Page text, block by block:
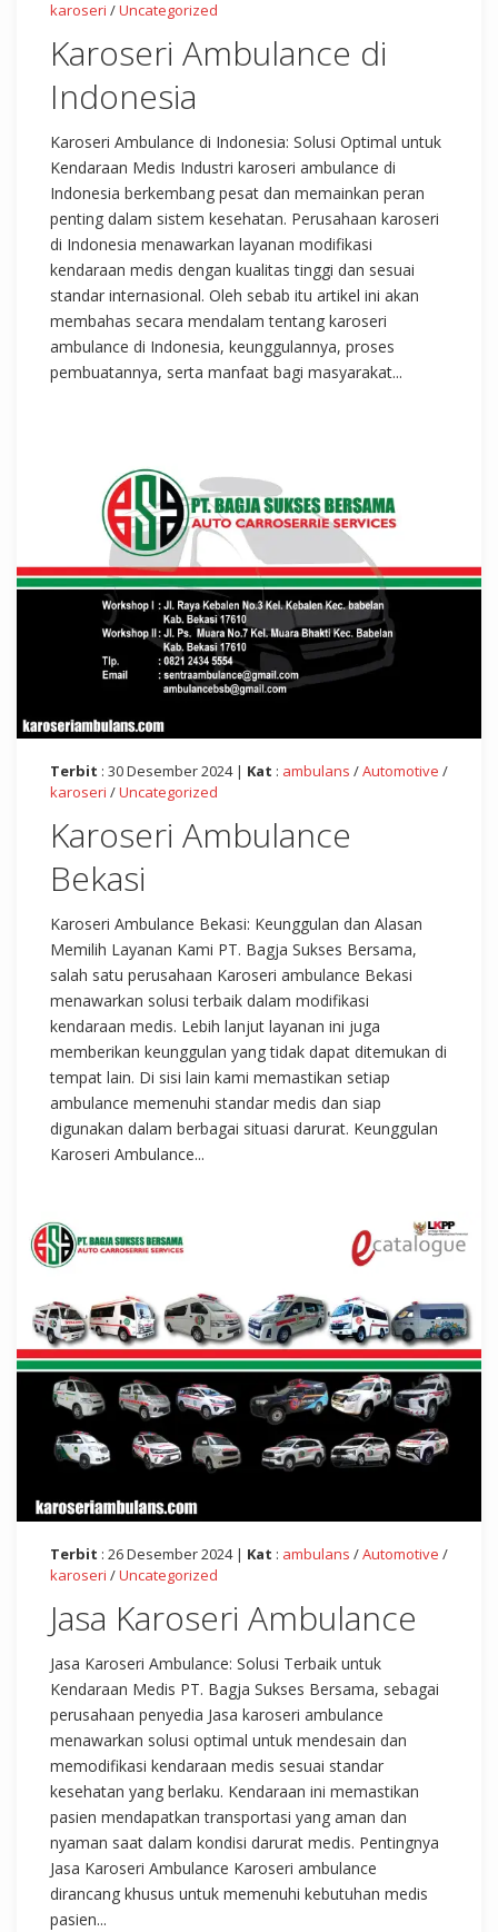
karoseri /Uncategorized
Karoseri Ambulance di
Indonesia
Karoseri Ambulance di Indonesia: Solusi Optimal untuk
Kendaraan Medis Industri karoseri ambulance di
Indonesia berkembang pesat dan memainkan peran
penting dalam sistem kesehatan. Perusahaan karoseri
di Indonesia menawarkan layanan modifikasi
kendaraan medis dengan kualitas tinggi dan sesuai
standar internasional. Oleh sebab itu artikel ini akan
membahas secara mendalam tentang karoseri
ambulance di Indonesia, keunggulannya, proses
pembuatannya, serta manfaat bagi masyarakat...
Terbit : 30 Desember 2024 | Kat : ambulans /Automotive /
karoseri /Uncategorized
Karoseri Ambulance
Bekasi
Karoseri Ambulance Bekasi: Keunggulan dan Alasan
Memilih Layanan Kami PT. Bagja Sukses Bersama,
salah satu perusahaan Karoseri ambulance Bekasi
menawarkan solusi terbaik dalam modifikasi
kendaraan medis. Lebih lanjut layanan ini juga
memberikan keunggulan yang tidak dapat ditemukan di
tempat lain. Di sisi lain kami memastikan setiap
ambulance memenuhi standar medis dan siap
digunakan dalam berbagai situasi darurat. Keunggulan
Karoseri Ambulance...
Terbit : 26 Desember 2024 | Kat : ambulans /Automotive /
karoseri /Uncategorized
Jasa Karoseri Ambulance
Jasa Karoseri Ambulance: Solusi Terbaik untuk
Kendaraan Medis PT. Bagja Sukses Bersama, sebagai
perusahaan penyedia Jasa karoseri ambulance
menawarkan solusi optimal untuk mendesain dan
memodifikasi kendaraan medis sesuai standar
kesehatan yang berlaku. Kendaraan ini memastikan
pasien mendapatkan transportasi yang aman dan
nyaman saat dalam kondisi darurat medis. Pentingnya
Jasa Karoseri Ambulance Karoseri ambulance
dirancang khusus untuk memenuhi kebutuhan medis
pasien...